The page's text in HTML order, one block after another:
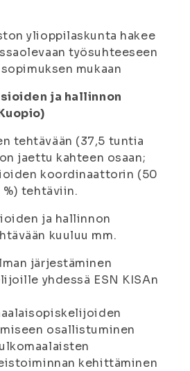
ylioppilaskunta hakee
työsuhteeseen
sopimuksen mukaan
ja hallinnon
tehtävään (37,5 tuntia
jaettu kahteen osaan;
koordinaattorin (50
tehtäviin.
ja hallinnon
kuuluu mm.
järjestäminen
yhdessä ESN KISAn
osallistuminen
kehittäminen